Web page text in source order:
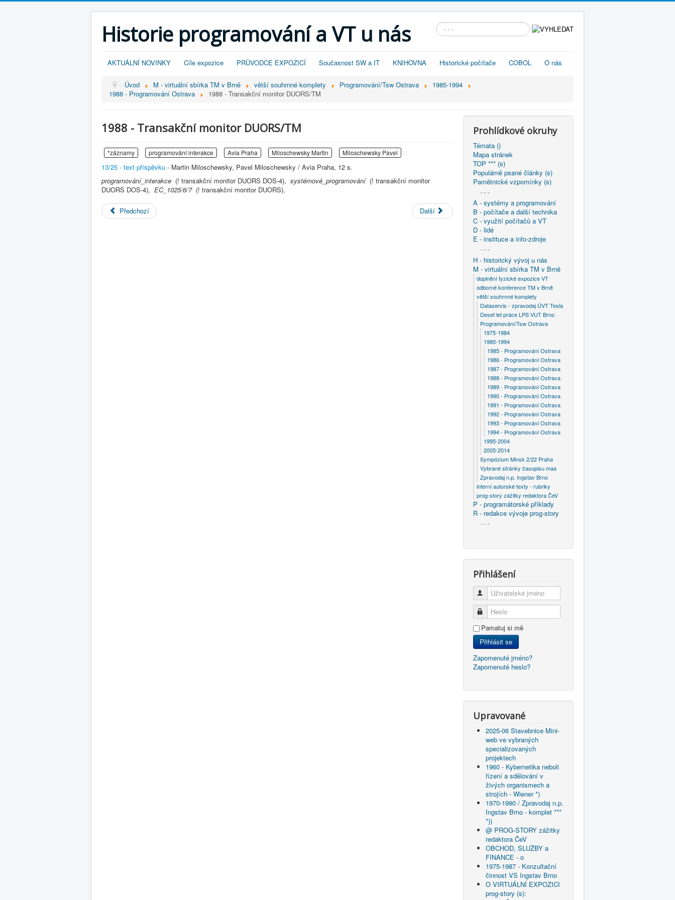
Historie programování a VT u nás Vyhledávání...
AKTUÁLNÍ NOVINKY Cíle expozice PRŮVODCE EXPOZICÍ Současnost SW a IT KNIHOVNA Historické počítače COBOL O nás
Úvod M - virtuální sbírka TM v Brně větší souhrnné komplety Programování/Tsw Ostrava
1985-1994
1988 - Programování Ostrava
1988 - Transakční monitor DUORS/TM
1988 - Transakční monitor DUORS/TM
*záznamy programování interakce Avia Praha Miloschewsky Martin Miloschewsky Pavel
13/25 - text příspěvku - Martin Miloschewsky, Pavel Miloschewsky / Avia Praha, 12 s.
programování_interakce (! transakční monitor DUORS DOS-4), systémové_programování (! transakční monitor
DUORS DOS-4), EC_1025/6/7 (! transakční monitor DUORS),
Předchozí Další
Prohlídkové okruhy
Témata ()
Mapa stránek
TOP *** (s)
Populárně psané články (s)
Pamětnické vzpomínky (s)
- - -
A - systémy a programování
B - počítače a další technika
C - využití počítačů a VT
D - lidé
E - instituce a info-zdroje
- - -
H - historický vývoj u nás
M - virtuální sbírka TM v Brně
doplnění fyzické expozice VT
odborné konference TM v Brně
větší souhrnné komplety
Dataservis - zpravodaj ÚVT Tesla
Deset let práce LPS VUT Brno
Programování/Tsw Ostrava
1975-1984
1985-1994
1985 - Programování Ostrava
1986 - Programování Ostrava
1987 - Programování Ostrava
1988 - Programování Ostrava
1989 - Programování Ostrava
1990 - Programování Ostrava
1991 - Programování Ostrava
1992 - Programování Ostrava
1993 - Programování Ostrava
1994 - Programování Ostrava
1995-2004
2005-2014
Sympózium Minsk 2/22 Praha
Vybrané stránky časopisu maa
Zpravodaj n.p. Ingstav Brno
interní autorské texty - rubriky
prog-story zážitky redaktora ČeV
P - programátorské příklady
R - redakce vývoje prog-story
- - -
Přihlášení
Uživatelské jméno
Heslo
Pamatuj si mě
Přihlásit se
Zapomenuté jméno?
Zapomenuté heslo?
Upravované
2025-06 Stavebnice Mini-
web ve vybraných
specializovaných
projektech
1960 - Kybernetika neboli
řízení a sdělování v
živých organismech a
strojích - Wiener *)
1970-1990 / Zpravodaj n.p.
Ingstav Brno - komplet ***
*))
@ PROG-STORY zážitky
redaktora ČeV
OBCHOD, SLUŽBY a
FINANCE - o
1975-1987 - Konzultační
činnost VS Ingstav Brno
O VIRTUÁLNÍ EXPOZICI
prog-story (s):